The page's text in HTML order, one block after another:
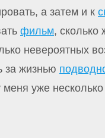
а затем и к
фильм, сколько
невероятных
за жизнью
уже несколько